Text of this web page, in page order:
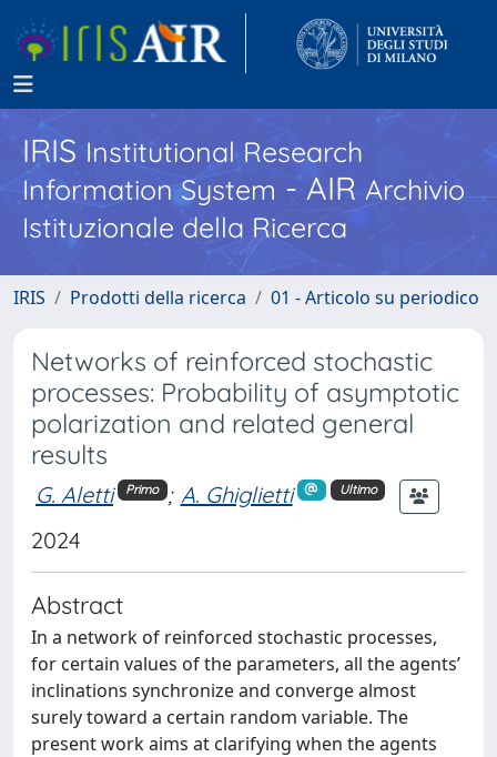
IRISInstitutional Research
Information System - AIR Archivio
Istituzionale della Ricerca
IRIS Prodotti della ricerca 01 - Articolo su periodico
Networks of reinforced stochastic
processes: Probability of asymptotic
polarization and related general
results
G. Aletti Primo ; A. Ghiglietti Ultimo
2024
Abstract
In a network of reinforced stochastic processes,
for certain values of the parameters, all the agents’
inclinations synchronize and converge almost
surely toward a certain random variable. The
present work aims at clarifying when the agents